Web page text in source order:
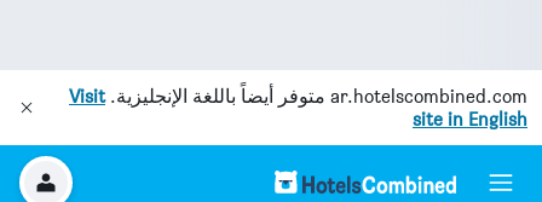
ar.hotelscombined.com متوفر أيضاً باللغة الإنجليزية.Visit
site in English